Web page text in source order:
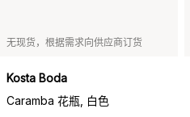
无现货，根据需求向供应商订货
Kosta Boda
Caramba 花瓶, 白色